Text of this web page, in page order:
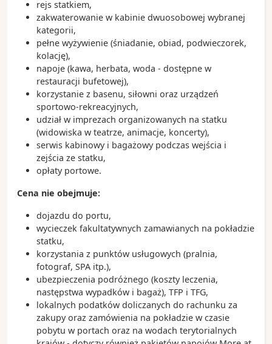
dzielenia się
- inne przysmaki to podsuszana szynka iberico i
serrano; paella, która najlepiej smakuje w Hiszpanii,
a na deser polecamy klasyczne churros lub crema
catalana
rejs statkiem,
zakwaterowanie w kabinie dwuosobowej wybranej
kategorii,
pełne wyżywienie (śniadanie, obiad, podwieczorek,
kolację),
napoje (kawa, herbata, woda - dostępne w
restauracji bufetowej),
korzystanie z basenu, siłowni oraz urządzeń
sportowo-rekreacyjnych,
udział w imprezach organizowanych na statku
(widowiska w teatrze, animacje, koncerty),
serwis kabinowy i bagażowy podczas wejścia i
zejścia ze statku,
opłaty portowe.
Cena nie obejmuje:
dojazdu do portu,
wycieczek fakultatywnych zamawianych na pokładzie
statku,
korzystania z punktów usługowych (pralnia,
fotograf, SPA itp.),
ubezpieczenia podróżnego (koszty leczenia,
następstwa wypadków i bagaż), TFP i TFG,
lokalnych podatków doliczanych do rachunku za
zakupy oraz zamówienia na pokładzie w czasie
pobytu w portach oraz na wodach terytorialnych